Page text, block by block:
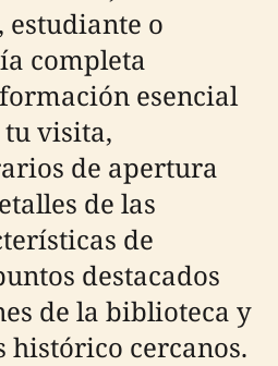
o
completa
esencial
visita,
de apertura
de las
de
destacados
de la biblioteca y
histórico cercanos.